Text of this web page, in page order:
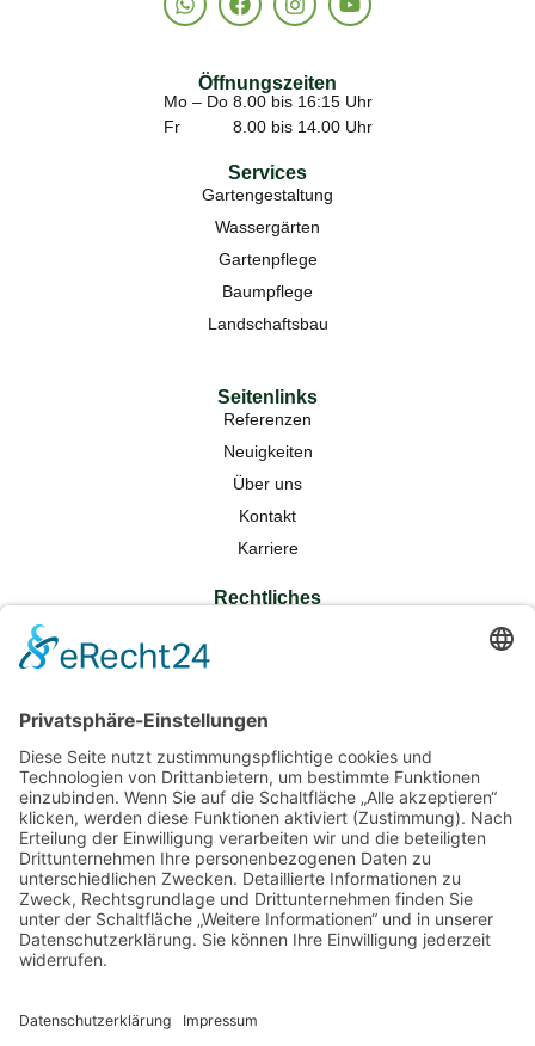
Öffnungszeiten
Mo – Do 8.00 bis 16:15 Uhr
Fr 8.00 bis 14.00 Uhr
Services
Gartengestaltung
Wassergärten
Gartenpflege
Baumpflege
Landschaftsbau
Seitenlinks
Referenzen
Neuigkeiten
Über uns
Kontakt
Karriere
Rechtliches
Partner